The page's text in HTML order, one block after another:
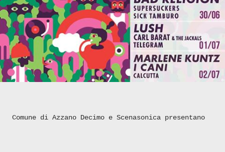
Comune di Azzano Decimo e Scenasonica presentano